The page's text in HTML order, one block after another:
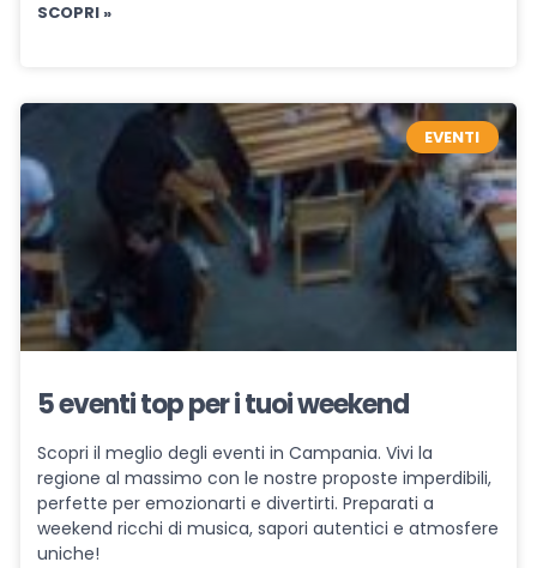
SCOPRI »
EVENTI
5 eventi top per i tuoi weekend
Scopri il meglio degli eventi in Campania. Vivi la
regione al massimo con le nostre proposte imperdibili,
perfette per emozionarti e divertirti. Preparati a
weekend ricchi di musica, sapori autentici e atmosfere
uniche!